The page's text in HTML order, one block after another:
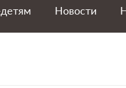
Новости